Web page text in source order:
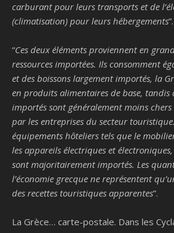
carburant pour leurs transports et de
(climatisation) pour leurs hébergements”.
“Ces deux éléments proviennent en
ressources importées. Ils consomment
et des boissons largement importés, la
en produits alimentaires de base, tandis
importés sont généralement moins
par les entreprises du secteur
équipements hôteliers tels que le
les appareils électriques et
sont majoritairement importés. Les
l’économie grecque ne représentent
des recettes touristiques apparentes”.
La Grèce… carte-postale. Dans les